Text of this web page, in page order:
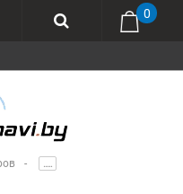
0
.....